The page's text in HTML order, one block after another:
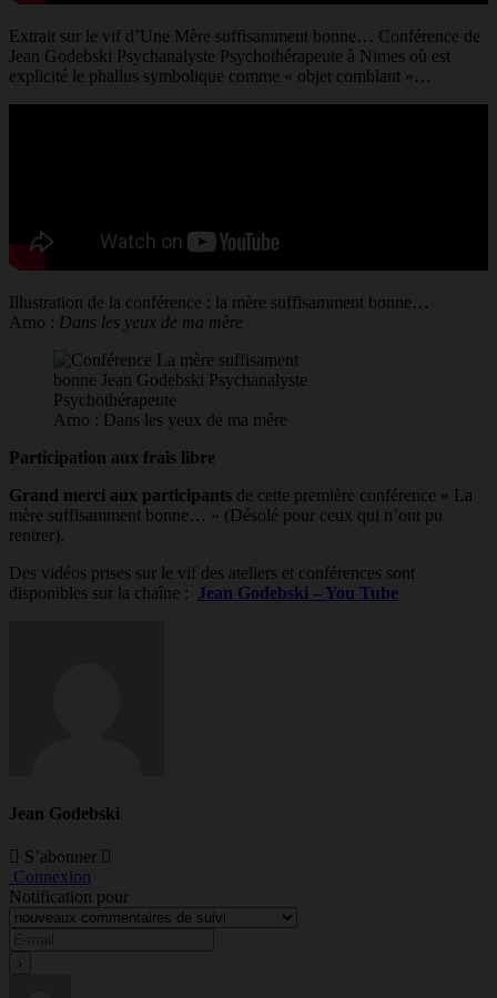
Extrait sur le vif d’Une Mère suffisamment bonne… Conférence de
Jean Godebski Psychanalyste Psychothérapeute à Nimes où est
explicité le phallus symbolique comme « objet comblant »…
Illustration de la conférence : la mère suffisamment bonne…
Arno : Dans les yeux de ma mère
Arno : Dans les yeux de ma mère
Participation aux frais libre
Grand merci aux participants de cette première conférence « La
mère suffisamment bonne… » (Désolé pour ceux qui n’ont pu
rentrer).
Des vidéos prises sur le vif des ateliers et conférences sont
disponibles sur la chaîne :
Jean Godebski – You Tube
Jean Godebski
S’abonner
Connexion
Notification pour